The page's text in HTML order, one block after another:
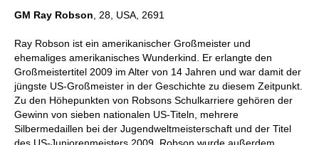
GM Ray Robson , 28, USA, 2691
Ray Robson ist ein amerikanischer Großmeister und
ehemaliges amerikanisches Wunderkind. Er erlangte den
Großmeistertitel 2009 im Alter von 14 Jahren und war damit der
jüngste US-Großmeister in der Geschichte zu diesem Zeitpunkt.
Zu den Höhepunkten von Robsons Schulkarriere gehören der
Gewinn von sieben nationalen US-Titeln, mehrere
Silbermedaillen bei der Jugendweltmeisterschaft und der Titel